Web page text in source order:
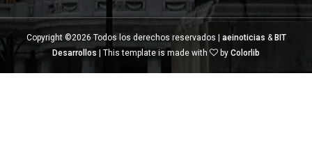
Copyright ©2026 Todos los derechos reservados | aeinoticias & BIT
Desarrollos | This template is made with by Colorlib